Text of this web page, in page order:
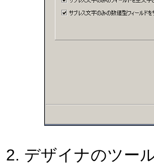
デザイナのツー